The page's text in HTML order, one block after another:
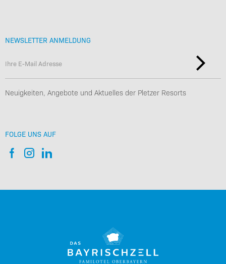
NEWSLETTER ANMELDUNG
Neuigkeiten, Angebote und Aktuelles der Pletzer Resorts
FOLGE UNS AUF